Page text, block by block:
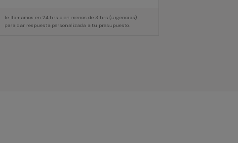
Te llamamos en 24 hrs o en menos de 3 hrs (urgencias)
para dar respuesta personalizada a tu presupuesto.